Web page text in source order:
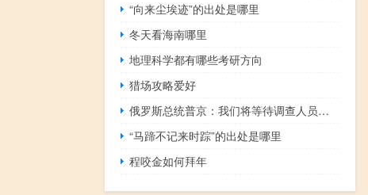
“向来尘埃迹”的出处是哪里
冬天看海南哪里
地理科学都有哪些考研方向
猎场攻略爱好
俄罗斯总统普京：我们将等待调查人员的说法
“马蹄不记来时踪”的出处是哪里
程咬金如何拜年